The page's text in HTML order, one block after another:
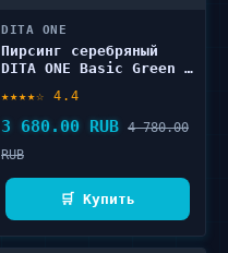
DITA ONE
Пирсинг серебряный
DITA ONE Basic Green 1
★★★★☆ 4.4
3 680.00 RUB 4 780.00
RUB
🛒 Купить